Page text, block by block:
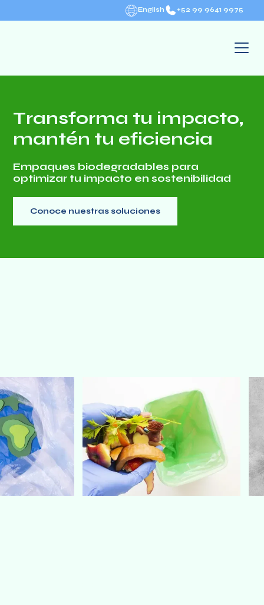
English +52 99 9641 9975
Transforma tu impacto,
mantén tu eficiencia
Empaques biodegradables para
optimizar tu impacto en sostenibilidad
Conoce nuestras soluciones